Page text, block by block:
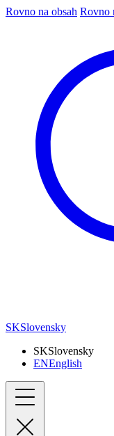
Rovno na obsah Rovno
SKSlovensky
SKSlovensky
ENEnglish